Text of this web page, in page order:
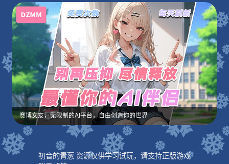
赛博女友，无限制的AI平台，自由创造你的世界
初音的青葱 资源仅供学习试玩，请支持正版游戏